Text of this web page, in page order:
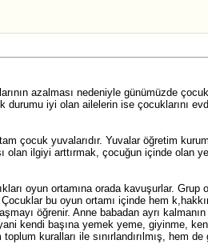
azalması nedeniyle günümüzde
iyi olan ailelerin ise çocuklarını
çocuk yuvalarıdır. Yuvalar öğretim
olan ilgiyi arttırmak, çocuğun içinde olan
oyun ortamına orada kavuşurlar. Grup
bu oyun ortamı içinde hem
öğrenir. Anne babadan ayrı
kendi başına yemek yeme, giyinme,
kuralları ile sınırlandırılmış, hem